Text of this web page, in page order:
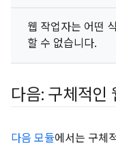
웹 작업자는 어떤
할 수 없습니다.
다음: 구체적인
다음 모듈에서는 구체